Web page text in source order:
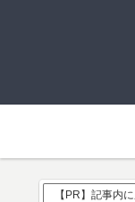
【PR】記事内